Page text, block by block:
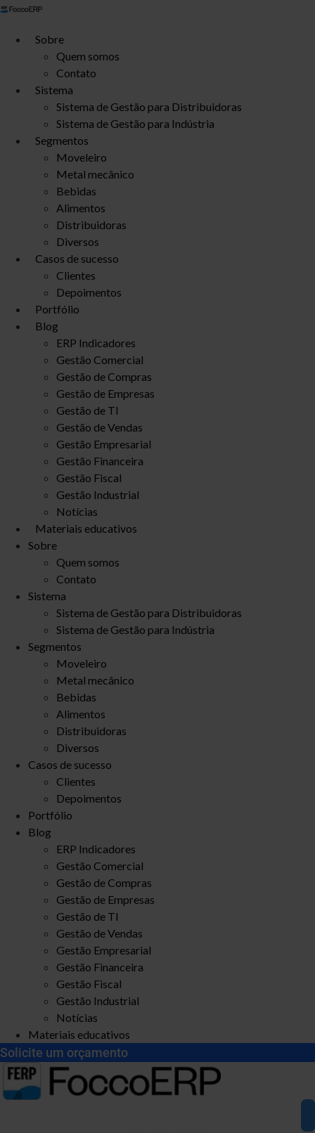
Ir
conteúdo
Sobre
Quem somos
Contato
Sistema
Sistema de Gestão para Distribuidoras
Sistema de Gestão para Indústria
Segmentos
Moveleiro
Metal mecânico
Bebidas
Alimentos
Distribuidoras
Diversos
Casos de sucesso
Clientes
Depoimentos
Portfólio
Blog
ERP Indicadores
Gestão Comercial
Gestão de Compras
Gestão de Empresas
Gestão de TI
Gestão de Vendas
Gestão Empresarial
Gestão Financeira
Gestão Fiscal
Gestão Industrial
Notícias
Materiais educativos
Sobre
Quem somos
Contato
Sistema
Sistema de Gestão para Distribuidoras
Sistema de Gestão para Indústria
Segmentos
Moveleiro
Metal mecânico
Bebidas
Alimentos
Distribuidoras
Diversos
Casos de sucesso
Clientes
Depoimentos
Portfólio
Blog
ERP Indicadores
Gestão Comercial
Gestão de Compras
Gestão de Empresas
Gestão de TI
Gestão de Vendas
Gestão Empresarial
Gestão Financeira
Gestão Fiscal
Gestão Industrial
Notícias
Materiais educativos
Solicite um orçamento